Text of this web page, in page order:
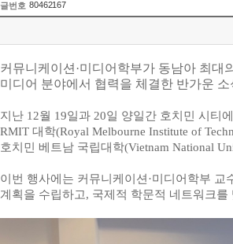
글번호 80462167
커뮤니케이션 ·미디어학부가 동남아 최대
미디어 분야에서 협력을 체결한 반가운
지난 12월 19일과 20일 양일간 호치민 시티
RMIT 대학(Royal Melbourne Institute of
호치민 베트남 국립대학(Vietnam National
이번 행사에는 커뮤니케이션 ·미디어학부 교
계획을 수립하고, 국제적 학문적 네트워크